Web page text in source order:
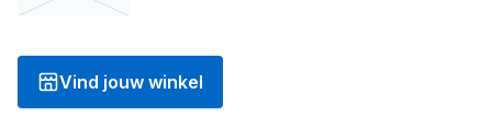
Vind jouw winkel